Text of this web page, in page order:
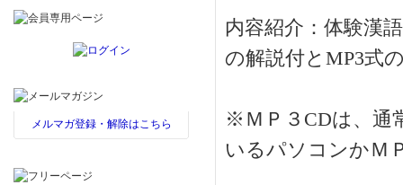
メルマガ登録・解除はこちら
内容紹介：体験漢
の解説付とMP3式
※ＭＰ３CDは、通
いるパソコンかＭ